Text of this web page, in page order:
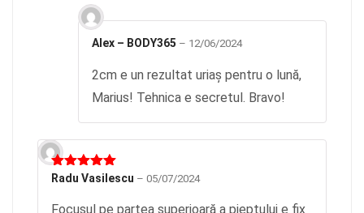
Alex – BODY365 – 12/06/2024
2cm e un rezultat uriaș pentru o lună,
Marius! Tehnica e secretul. Bravo!
Evaluat la
Radu Vasilescu – 05/07/2024
Focusul pe partea superioară a pieptului e fix